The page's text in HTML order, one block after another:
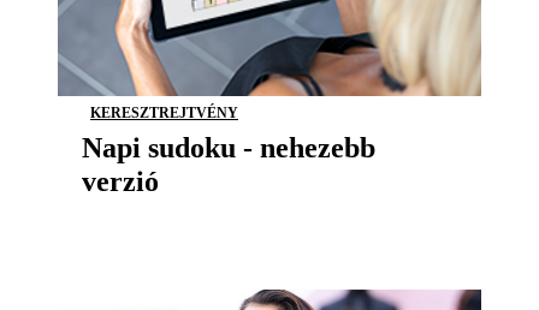
KERESZTREJTVÉNY
Napi sudoku - nehezebb
verzió